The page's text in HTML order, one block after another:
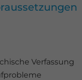
Verfassung